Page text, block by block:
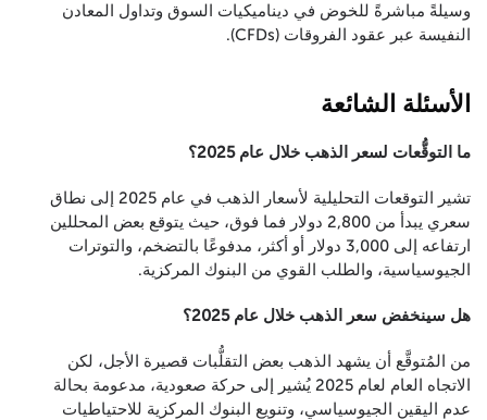
وسيلةً مباشرةً للخوض في ديناميكيات السوق وتداول المعادن
النفيسة عبر عقود الفروقات (CFDs).
الأسئلة الشائعة
ما التوقُّعات لسعر الذهب خلال عام 2025؟
تشير التوقعات التحليلية لأسعار الذهب في عام 2025 إلى نطاق
سعري يبدأ من 2,800 دولار فما فوق، حيث يتوقع بعض المحللين
ارتفاعه إلى 3,000 دولار أو أكثر، مدفوعًا بالتضخم، والتوترات
الجيوسياسية، والطلب القوي من البنوك المركزية.
هل سينخفض سعر الذهب خلال عام 2025؟
من المُتوقَّع أن يشهد الذهب بعض التقلُّبات قصيرة الأجل، لكن
الاتجاه العام لعام 2025 يُشير إلى حركة صعودية، مدعومة بحالة
عدم اليقين الجيوسياسي، وتنويع البنوك المركزية للاحتياطيات